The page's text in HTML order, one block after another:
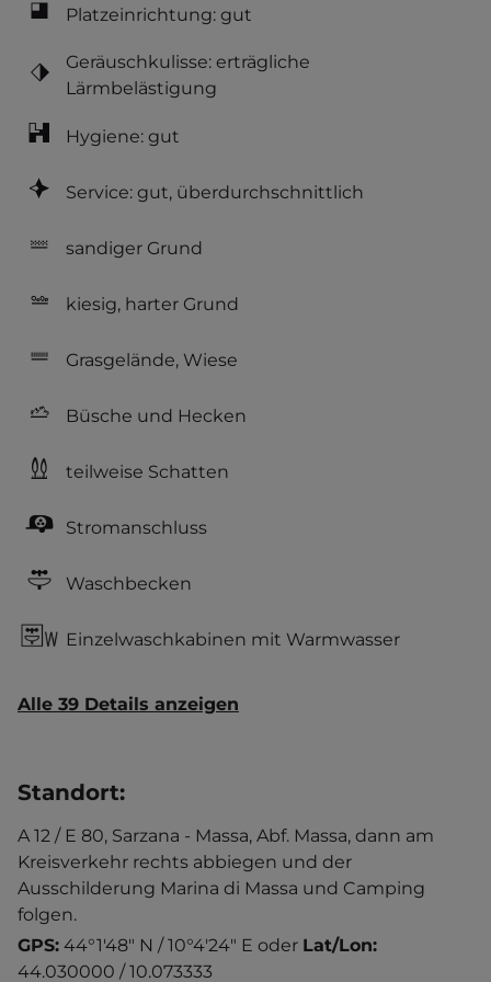
Platzeinrichtung: gut
Geräuschkulisse: erträgliche
Lärmbelästigung
Hygiene: gut
Service: gut, überdurchschnittlich
sandiger Grund
kiesig, harter Grund
Grasgelände, Wiese
Büsche und Hecken
teilweise Schatten
Stromanschluss
Waschbecken
Einzelwaschkabinen mit Warmwasser
Alle 39 Details anzeigen
Standort:
A 12 / E 80, Sarzana - Massa, Abf. Massa, dann am
Kreisverkehr rechts abbiegen und der
Ausschilderung Marina di Massa und Camping
folgen.
GPS: 44°1'48" N / 10°4'24" E oder Lat/Lon:
44.030000 / 10.073333